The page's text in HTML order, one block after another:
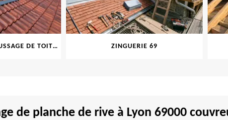
NETTOYAGE ET DÉMOUSSAGE DE TOITURE ET FAÇADE 69 ZINGUERIE 69
de planche de rive à Lyon 69000